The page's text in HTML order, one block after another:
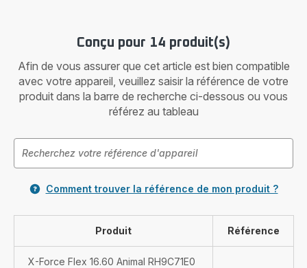
Conçu pour 14 produit(s)
Afin de vous assurer que cet article est bien compatible
avec votre appareil, veuillez saisir la référence de votre
produit dans la barre de recherche ci-dessous ou vous
référez au tableau
Comment trouver la référence de mon produit ?
Produit Référence
X-Force Flex 16.60 Animal RH9C71E0